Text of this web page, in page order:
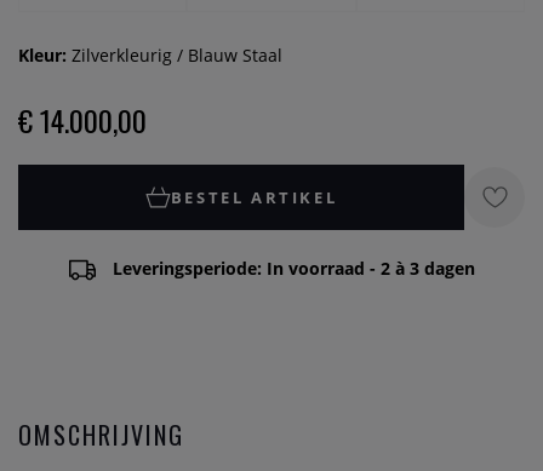
Kleur: Zilverkleurig / Blauw Staal
€ 14.000,00
BESTEL ARTIKEL
Leveringsperiode: In voorraad - 2 à 3 dagen
OMSCHRIJVING